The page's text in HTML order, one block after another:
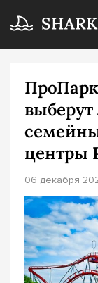
центры
06 декабря